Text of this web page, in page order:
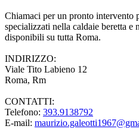
Chiamaci per un pronto intervento
specializzati nella caldaie beretta
disponibili su tutta Roma.
INDIRIZZO:
Viale Tito Labieno 12
Roma, Rm
CONTATTI:
Telefono: 393.9138792
E-mail: